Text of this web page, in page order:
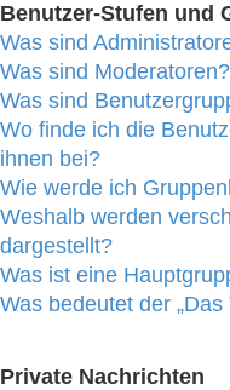
Benutzer-Stufen und
Was sind
Was sind Moderatoren?
Was sind
Wo finde ich die
ihnen bei?
Wie werde ich
Weshalb werden
dargestellt?
Was ist eine
Was bedeutet der
Private Nachrichten